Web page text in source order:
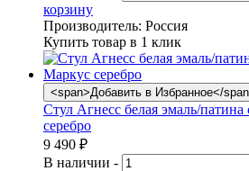
корзину
Производитель: Россия
Купить товар в 1 клик
<span>Добавить в Избранное</
Стул Агнесс белая эмаль/
серебро
9 490 ₽
В наличии -